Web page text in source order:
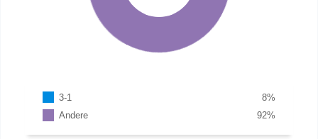
3-1 %
8
Andere
%
92